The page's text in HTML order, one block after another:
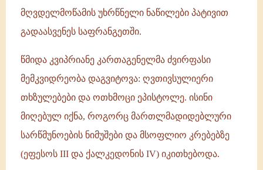
მღვდელმოწამის უხრწნელი ნაწილები პატივით
გადაასვენეს საფრანგეთში.
წმიდა კვიპრიანე კართაგენელმა ძვირფასი
მემკვიდრეობა დაგვიტოვა: ღვთივსულიერი
თხზულებები და ოთხმოცი ეპისტოლე. ისინი
მიღებულ იქნა, როგორც მართლმადიდებლური
სარწმუნოების ნიმუშები და მსოფლიო კრებებზე
(ეფესოს III და ქალკედონის IV) იკითხებოდა.